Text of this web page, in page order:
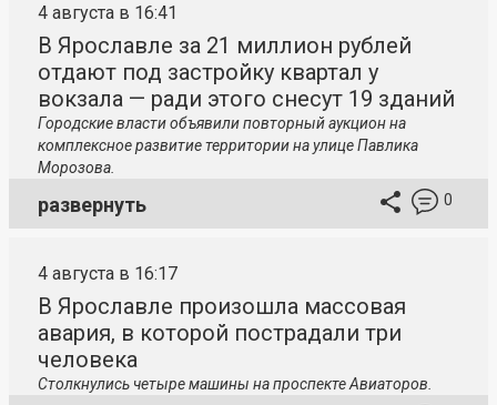
4 августа в 16:41
В Ярославле за 21 миллион рублей
отдают под застройку квартал у
вокзала — ради этого снесут 19 зданий
Городские власти объявили повторный аукцион на
комплексное развитие территории на улице Павлика
Морозова.
развернуть 0
4 августа в 16:17
В Ярославле произошла массовая
авария, в которой пострадали три
человека
Столкнулись четыре машины на проспекте Авиаторов.